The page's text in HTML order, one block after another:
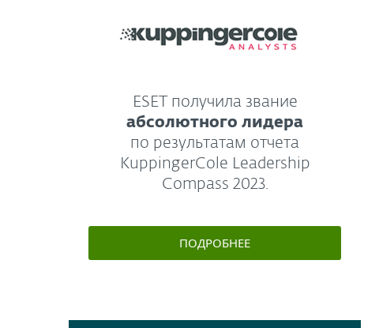
ESET получила звание
абсолютного лидера
по результатам отчета
KuppingerCole Leadership
Compass 2023.
ПОДРОБНЕЕ